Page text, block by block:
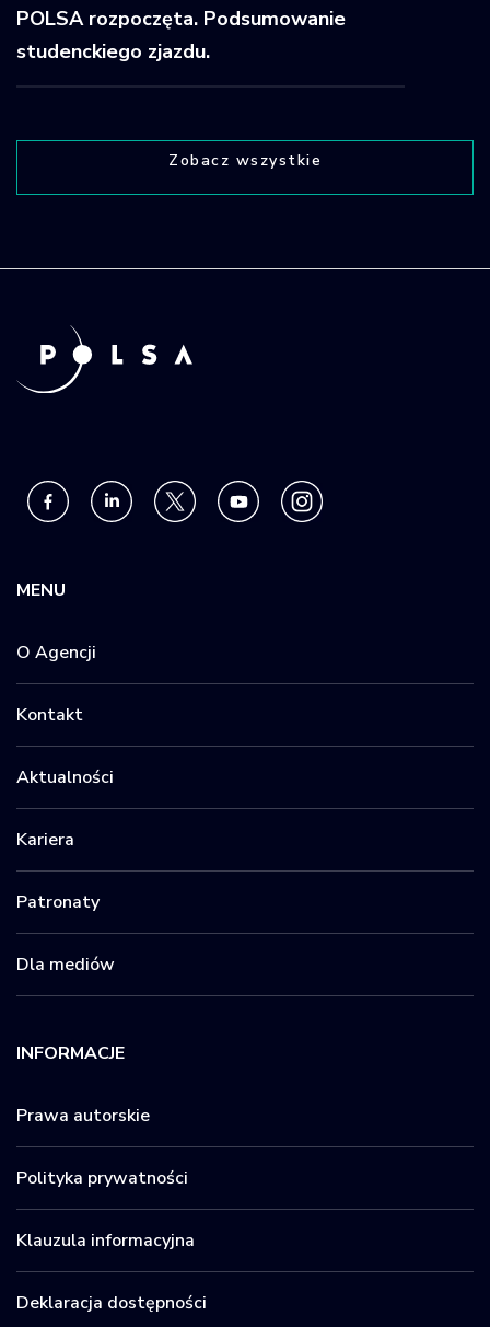
POLSA rozpoczęta. Podsumowanie
studenckiego zjazdu.
Zobacz wszystkie
MENU
O Agencji
Kontakt
Aktualności
Kariera
Patronaty
Dla mediów
INFORMACJE
Prawa autorskie
Polityka prywatności
Klauzula informacyjna
Deklaracja dostępności